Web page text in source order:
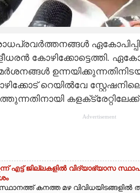
കോഴിക്കോട്ടെത്തി.
റെയിൽവേ
കളക്‌ട്രേറ്റിലേക്ക്
Advertisement
എട്ട് ജില്ലകളിൽ വിദ്യാഭ്യാസ
കനത്ത മഴ